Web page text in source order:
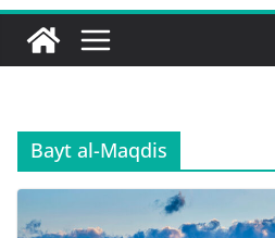
Bayt al-Maqdis